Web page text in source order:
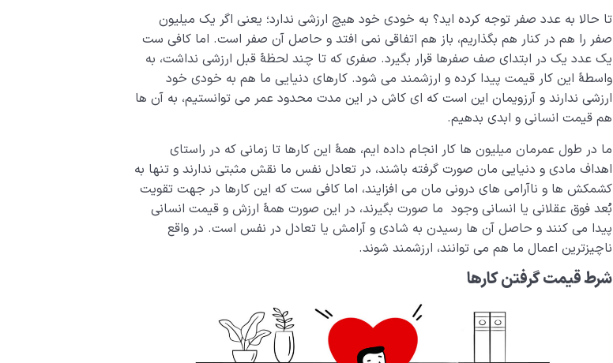
تا حالا به عدد صفر توجه کرده اید؟ به خودی خود هیچ ارزشی ندارد؛ یعنی اگر یک میلیون
صفر را هم در کنار هم بگذاریم، باز هم اتفاقی نمی افتد و حاصل آن صفر است. اما کافی ست
یک عدد یک در ابتدای صف صفرها قرار بگیرد. صفری که تا چند لحظۀ قبل ارزشی نداشت، به
واسطۀ این کار قیمت پیدا کرده و ارزشمند می شود. کارهای دنیایی ما هم به خودی خود
ارزشی ندارند و آرزویمان این است که ای کاش در این مدت محدود عمر می توانستیم، به آن ها
هم قیمت انسانی و ابدی بدهیم.
ما در طول عمرمان میلیون ها کار انجام داده ایم، همۀ این کارها تا زمانی که در راستای
اهداف مادی و دنیایی مان صورت گرفته باشند، در تعادل نفس ما نقش مثبتی ندارند و تنها به
کشمکش ها و ناآرامی های درونی مان می افزایند، اما کافی ست که این کارها در جهت تقویت
بُعد فوق عقلانی یا انسانی وجود ما صورت بگیرند، در این صورت همۀ ارزش و قیمت انسانی
پیدا می کنند و حاصل آن ها رسیدن به شادی و آرامش یا تعادل در نفس است. در واقع
ناچیزترین اعمال ما هم می توانند، ارزشمند شوند.
شرط قیمت گرفتن کارها